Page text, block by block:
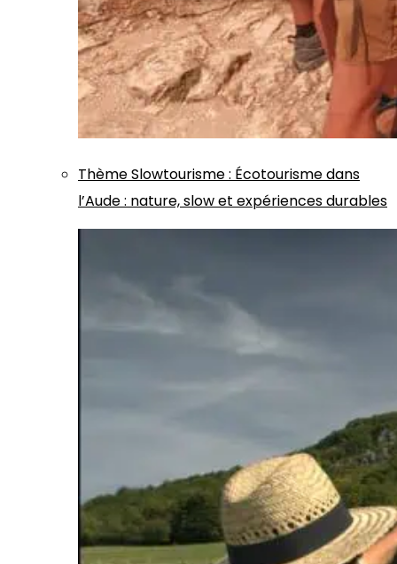
ThèmeSlowtourisme: Écotourisme dans
l’Aude : nature, slow et expériences durables